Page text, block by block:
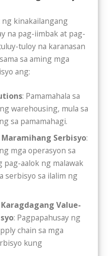
kinakailangang
na pag-iimbak at pag-
tuloy na karanasan
sa aming mga
ang:
: Pamamahala sa
warehousing, mula sa
sa pamamahagi.
Serbisyo:
mga operasyon sa
pag-aalok ng malawak
serbisyo sa ilalim ng
Value-
: Pagpapahusay ng
chain sa mga
kung